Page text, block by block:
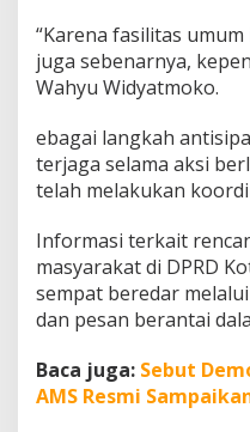
y
k
t
“Karena fasilitas
juga sebenarnya,
Wahyu Widyatmoko.
ebagai langkah
terjaga selama aksi
telah melakukan
Informasi terkait
masyarakat di DPRD
sempat beredar
dan pesan berantai
Baca juga: Sebut
AMS Resmi